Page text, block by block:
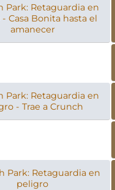
Park: Retaguardia en
Casa Bonita hasta el
amanecer
Park: Retaguardia en
- Trae a Crunch
Park: Retaguardia en
peligro